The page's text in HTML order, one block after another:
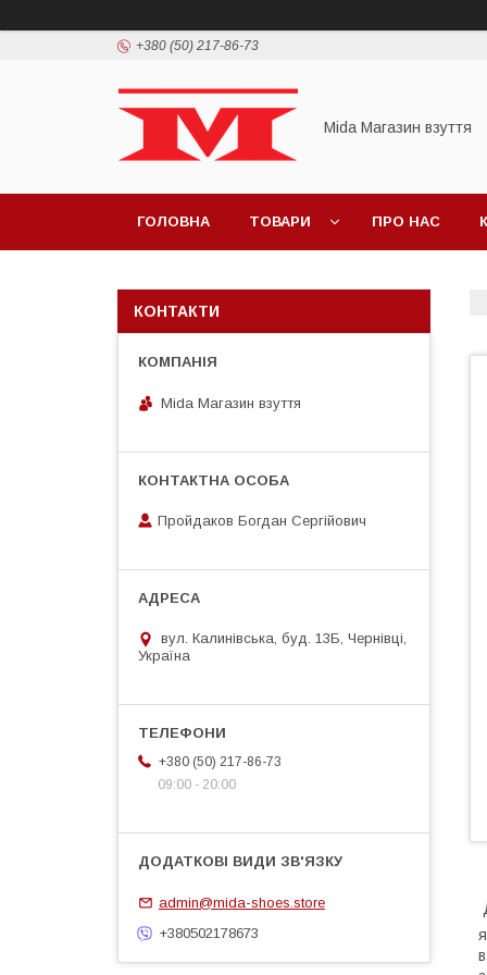
+380 (50) 217-86-73
Mida Магазин взуття
ГОЛОВНА ТОВАРИ ПРО НАС
КОНТАКТИ
Mida Магазин взуття
Пройдаков Богдан Сергійович
вул. Калинівська, буд. 13Б, Чернівці,
Україна
+380 (50) 217-86-73
09:00 - 20:00
admin@mida-shoes.store
+380502178673